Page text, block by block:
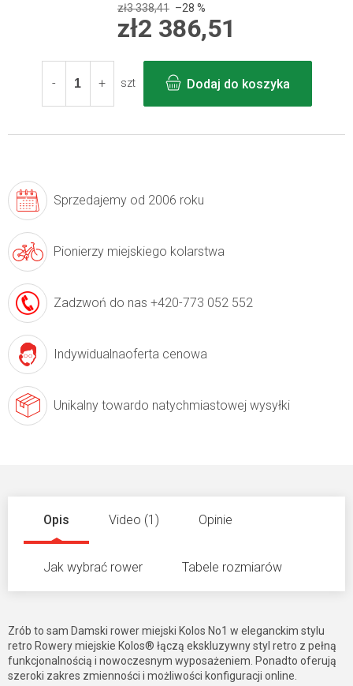
zł3 338,41 –28 %
zł2 386,51
jednostkowa:
szt
Dodaj do koszyka
Sprzedajemy od 2006 roku
Pionierzy miejskiego kolarstwa
Zadzwoń do nas +420-773 052 552
Indywidualnaoferta cenowa
Unikalny towardo natychmiastowej wysyłki
Opis Video (1) Opinie
Jak wybrać rower Tabele rozmiarów
Zrób to sam Damski rower miejski Kolos No1 w eleganckim stylu
retro Rowery miejskie Kolos® łączą ekskluzywny styl retro z pełną
funkcjonalnością i nowoczesnym wyposażeniem. Ponadto oferują
szeroki zakres zmienności i możliwości konfiguracji online.